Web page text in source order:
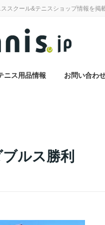
クール&テニスショップ情報を掲
ニス用品情報 お問い合わ
ルス勝利